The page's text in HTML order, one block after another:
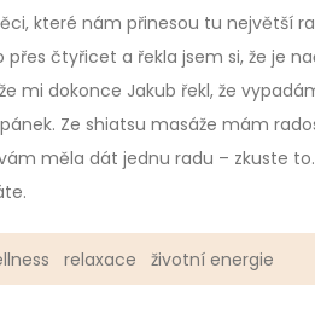
které nám přinesou tu největší
čtyřicet a řekla jsem si, že je
mi dokonce Jakub řekl, že
Ze shiatsu masáže mám
měla dát jednu radu – zkuste
relaxace životní energie